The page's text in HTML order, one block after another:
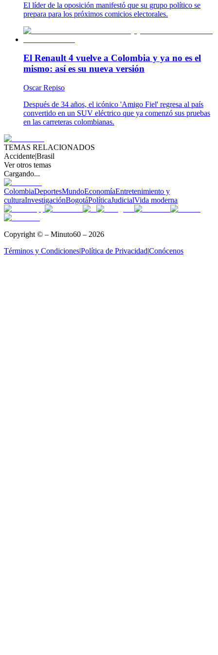
El líder de la oposición manifestó que su grupo político se
prepara para los próximos comicios electorales.
El Renault 4 vuelve a Colombia y ya no es el
mismo: así es su nueva versión
Oscar Repiso
Después de 34 años, el icónico 'Amigo Fiel' regresa al país
convertido en un SUV eléctrico que ya comenzó sus pruebas
en las carreteras colombianas.
TEMAS RELACIONADOS
Accidente|Brasil
Ver otros temas
Cargando...
ColombiaDeportesMundoEconomíaEntretenimiento y
culturaInvestigaciónBogotáPolíticaJudicialVida moderna
Copyright © – Minuto60 – 2026
Términos y Condiciones|Política de Privacidad|Conócenos